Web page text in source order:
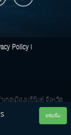
Policy|
อเมืองบุรีรัมย์ จังหวัด
Muang, Buriram
ยอมรับ